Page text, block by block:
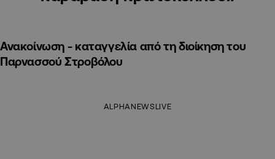
Ανακοίνωση - καταγγελία από τη διοίκηση του
Παρνασσού Στροβόλου
ALPHANEWSLIVE